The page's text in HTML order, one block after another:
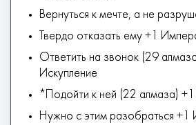
Вернуться к мечте, а не
Твердо отказать ему +1
Ответить на звонок (29
Искупление
*Подойти к ней (22 алмаза)
Нужно с этим разобраться +1